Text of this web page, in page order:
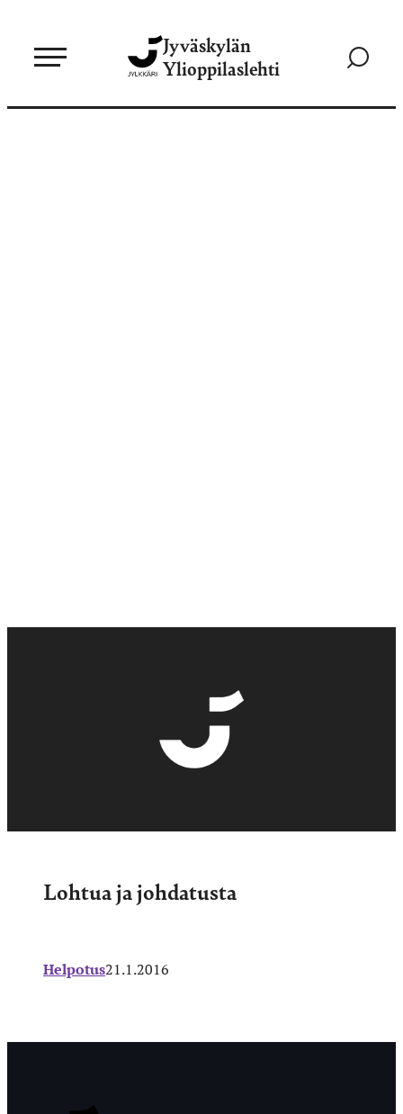
sisältöön
Jyväskylän
Ylioppilaslehti
Siirry
Lohtua ja johdatusta
Helpotus21.1.2016